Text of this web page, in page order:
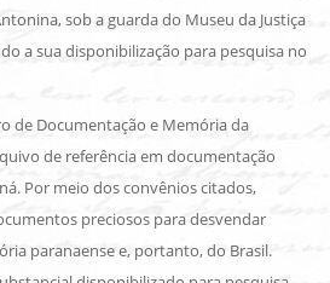
sob a guarda do Museu da Justiça
a sua disponibilização para pesquisa no
de Documentação e Memória da
de referência em documentação
Por meio dos convênios citados,
preciosos para desvendar
paranaense e, portanto, do Brasil.